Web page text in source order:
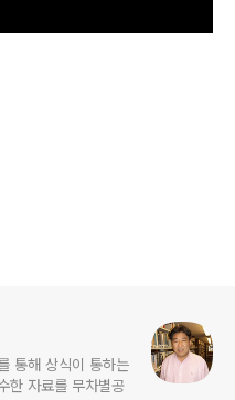
통해 상식이 통하는
한 자료를 무차별공